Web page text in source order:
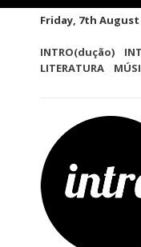
Friday, 7th August
INTRO(dução)
LITERATURA